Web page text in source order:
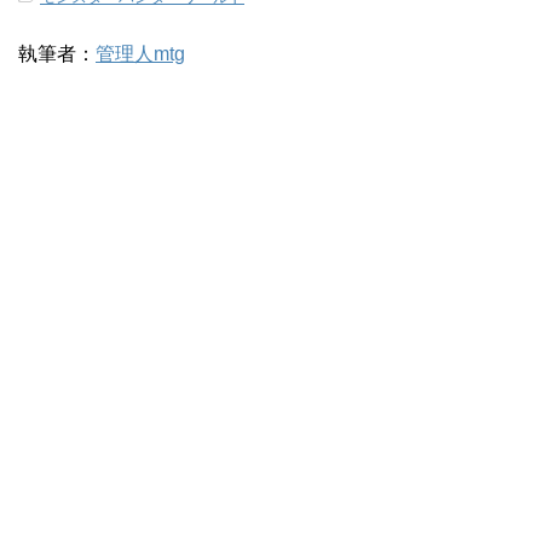
執筆者： 管理人mtg